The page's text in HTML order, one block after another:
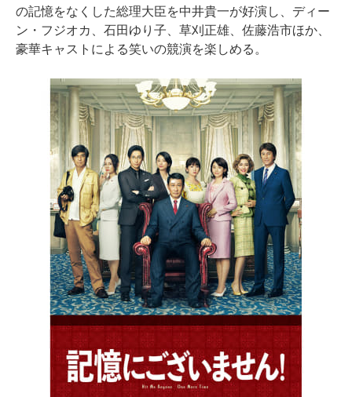
の記憶をなくした総理大臣を中井貴一が好演し、ディー
ン・フジオカ、石田ゆり子、草刈正雄、佐藤浩市ほか、
豪華キャストによる笑いの競演を楽しめる。